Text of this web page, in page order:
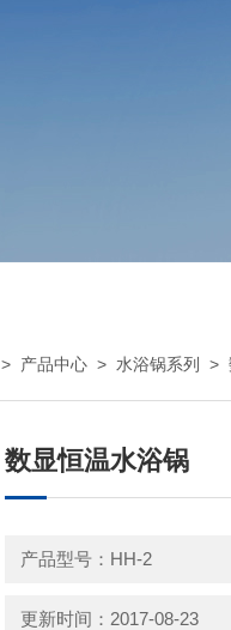
> 产品中心 > 水浴锅系列 >
数显恒温水浴锅
产品型号：HH-2
更新时间：2017-08-23